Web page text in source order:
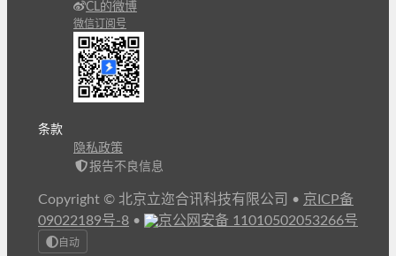
CL的微博
微信订阅号
条款
隐私政策
报告不良信息
Copyright © 北京立迩合讯科技有限公司 • 京ICP备
09022189号-8 • 京公网安备 11010502053266号
自动